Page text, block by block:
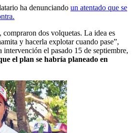
ha denunciando un atentado que se
dos volquetas. La idea es
y hacerla explotar cuando pase”,
intervención el pasado 15 de septiembre,
el plan se habría planeado en